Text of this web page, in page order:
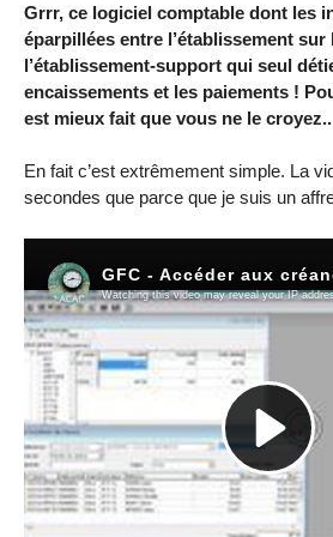
Grrr, ce logiciel comptable dont les
éparpillées entre l’établissement
l’établissement-support qui seul
encaissements et les paiements !
est mieux fait que vous ne le
En fait c’est extrêmement simple. La
secondes que parce que je suis un